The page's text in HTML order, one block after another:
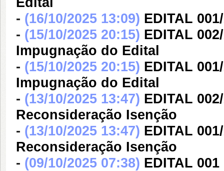
- (16/10/2025 13:09) EDITAL
- (15/10/2025 20:15) EDITAL
Impugnação do Edital
- (15/10/2025 20:15) EDITAL
Impugnação do Edital
- (13/10/2025 13:47) EDITAL
Reconsideração Isenção
- (13/10/2025 13:47) EDITAL
Reconsideração Isenção
- (09/10/2025 07:38) EDITAL 001